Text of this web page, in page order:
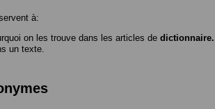
à:
on les trouve dans les articles de dictionnaire.
un texte.